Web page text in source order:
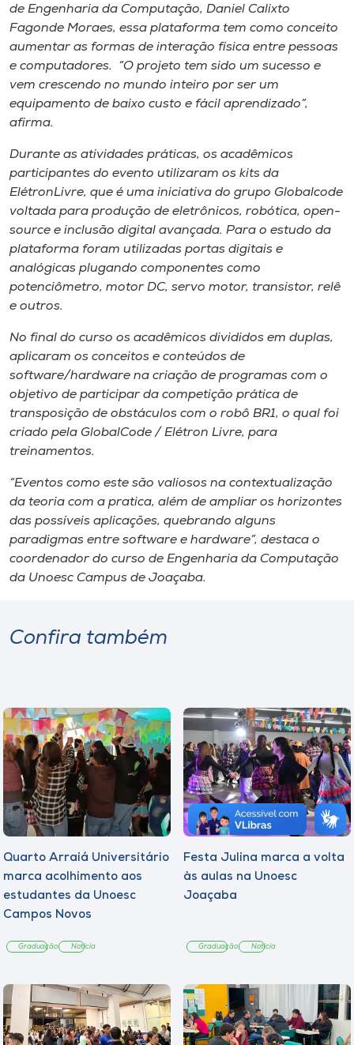
Unoesc
Store
A+
A-
de Engenharia da Computação, Daniel Calixto
Fagonde Moraes, essa plataforma tem como conceito
aumentar as formas de interação física entre pessoas
e computadores. “O projeto tem sido um sucesso e
vem crescendo no mundo inteiro por ser um
equipamento de baixo custo e fácil aprendizado”,
afirma.
Durante as atividades práticas, os acadêmicos
participantes do evento utilizaram os kits da
ElétronLivre, que é uma iniciativa do grupo Globalcode
voltada para produção de eletrônicos, robótica, open-
source e inclusão digital avançada. Para o estudo da
plataforma foram utilizadas portas digitais e
analógicas plugando componentes como
potenciômetro, motor DC, servo motor, transistor, relê
e outros.
No final do curso os acadêmicos divididos em duplas,
aplicaram os conceitos e conteúdos de
software/hardware na criação de programas com o
objetivo de participar da competição prática de
transposição de obstáculos com o robô BR1, o qual foi
criado pela GlobalCode / Elétron Livre, para
treinamentos.
“Eventos como este são valiosos na contextualização
da teoria com a pratica, além de ampliar os horizontes
das possíveis aplicações, quebrando alguns
paradigmas entre software e hardware”, destaca o
coordenador do curso de Engenharia da Computação
da Unoesc Campus de Joaçaba.
Confira também
Quarto Arraiá Universitário
marca acolhimento aos
estudantes da Unoesc
Campos Novos
Graduação Notícia
Festa Julina marca a volta
às aulas na Unoesc
Joaçaba
Graduação Notícia